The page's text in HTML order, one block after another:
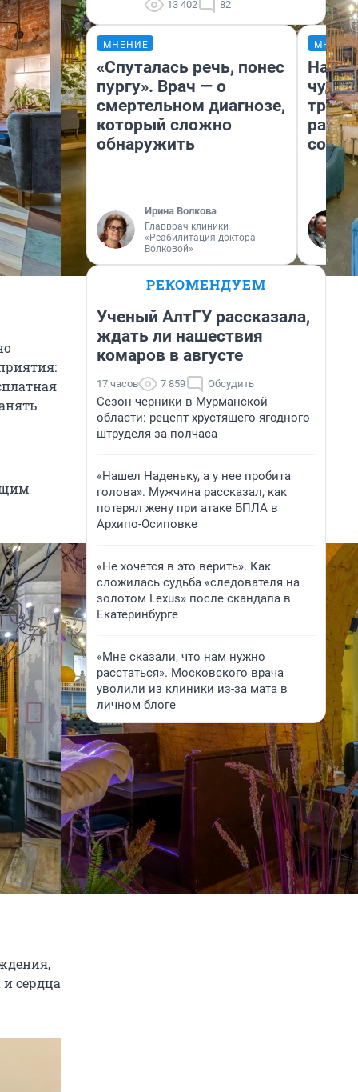
сердца
13 402 82
МНЕНИЕ
«Спуталась речь, понес
пургу». Врач — о
смертельном диагнозе,
который сложно
обнаружить
Ирина Волкова
Главврач клиники
«Реабилитация доктора
Волковой»
РЕКОМЕНДУЕМ
Ученый АлтГУ рассказала,
ждать ли нашествия
комаров в августе
17 часов 7 859 Обсудить
Сезон черники в Мурманской
области: рецепт хрустящего ягодного
штруделя за полчаса
«Нашел Наденьку, а у нее пробита
голова». Мужчина рассказал, как
потерял жену при атаке БПЛА в
Архипо-Осиповке
«Не хочется в это верить». Как
сложилась судьба «следователя на
золотом Lexus» после скандала в
Екатеринбурге
«Мне сказали, что нам нужно
расстаться». Московского врача
уволили из клиники из-за мата в
личном блоге